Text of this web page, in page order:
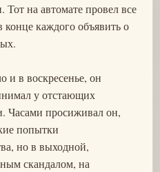
Тот на автомате провел все
каждого объявить о
и в воскресенье, он
у отстающих
Часами просиживал он,
попытки
но в выходной,
скандалом, на